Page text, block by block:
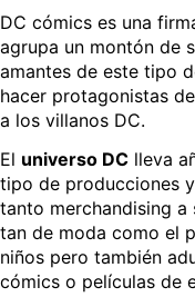
DC cómics es una
agrupa un montón de
amantes de este tipo
hacer protagonistas
a los villanos DC.
El universo DC lleva
tipo de producciones
tanto merchandising a
tan de moda como el
niños pero también
cómics o películas de